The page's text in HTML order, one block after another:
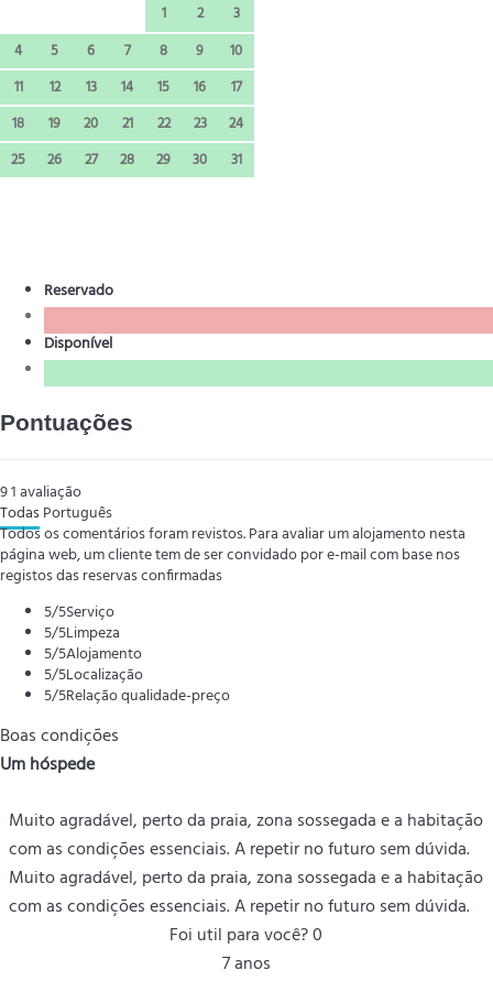
1 2
3
4
5 6 7 8 9
10
11
12 13 14 15 16
17
18
19 20 21 22 23
24
25
26 27 28 29 30 31
Reservado
Disponível
Pontuações
91avaliação
TodasPortuguês
Todos os comentários foram revistos. Para avaliar um alojamento nesta
página web, um cliente tem de ser convidado por e-mail com base nos
registos das reservas confirmadas
5/5Serviço
5/5Limpeza
5/5Alojamento
5/5Localização
5/5Relação qualidade-preço
Boas condições
Um hóspede
Muito agradável, perto da praia, zona sossegada e a habitação
com as condições essenciais. A repetir no futuro sem dúvida.
Muito agradável, perto da praia, zona sossegada e a habitação
com as condições essenciais. A repetir no futuro sem dúvida.
Foi util para você?0
7 anos